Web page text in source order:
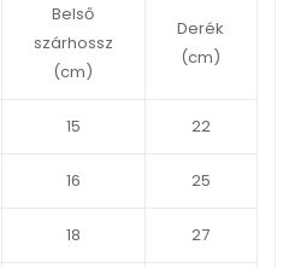
Belső
szárhossz
(cm)
Derék
(cm)
15 22
16 25
18 27